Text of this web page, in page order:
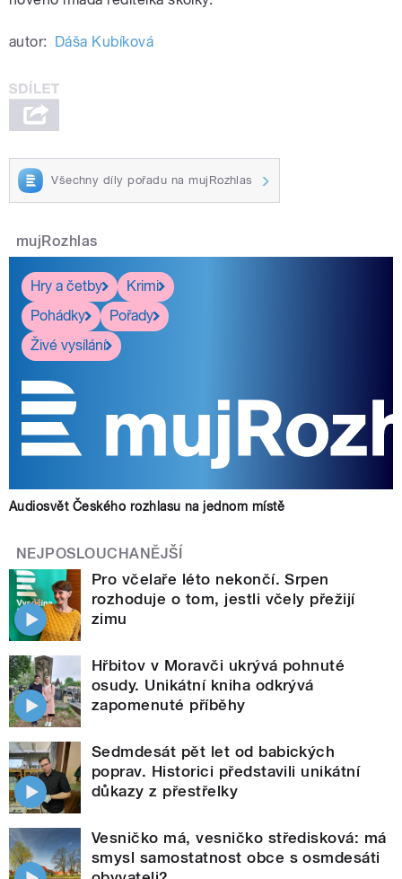
autor: Dáša Kubíková
Všechny díly pořadu na mujRozhlas
mujRozhlas
Hry a četby
Krimi
Pohádky
Pořady
Živé vysílání
Audiosvět Českého rozhlasu na jednom místě
NEJPOSLOUCHANĚJŠÍ
Pro včelaře léto nekončí. Srpen
rozhoduje o tom, jestli včely přežijí
zimu
Hřbitov v Moravči ukrývá pohnuté
osudy. Unikátní kniha odkrývá
zapomenuté příběhy
Sedmdesát pět let od babických
poprav. Historici představili unikátní
důkazy z přestřelky
Vesničko má, vesničko středisková: má
smysl samostatnost obce s osmdesáti